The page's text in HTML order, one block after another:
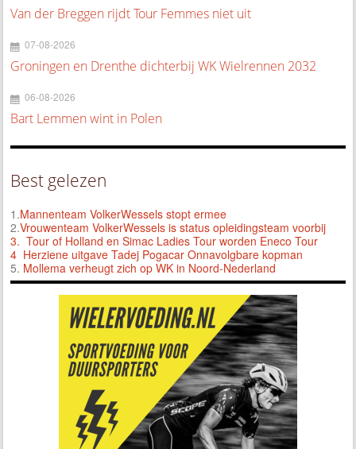
Van der Breggen rijdt Tour Femmes niet uit
07-08-2026
Groningen en Drenthe dichterbij WK Wielrennen 2032
06-08-2026
Bart Lemmen wint in Polen
Best gelezen
1.Mannenteam VolkerWessels stopt ermee
2.Vrouwenteam VolkerWessels is status opleidingsteam voorbij
3. Tour of Holland en Simac Ladies Tour worden Eneco Tour
4 Herziene uitgave Tadej Pogacar Onnavolgbare kopman
5. Mollema verheugt zich op WK in Noord-Nederland